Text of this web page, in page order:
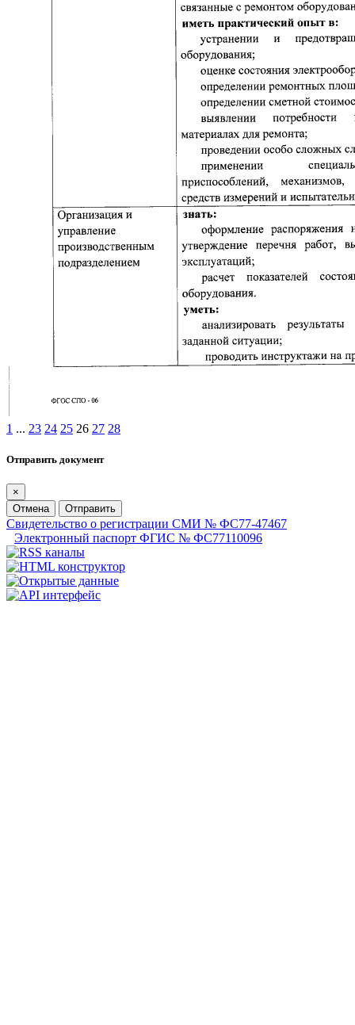
1 ... 23 24 25 26 27 28
Отправить документ
×
Отмена
Отправить
Свидетельство о регистрации СМИ № ФС77-47467
Электронный паспорт ФГИС № ФС77110096